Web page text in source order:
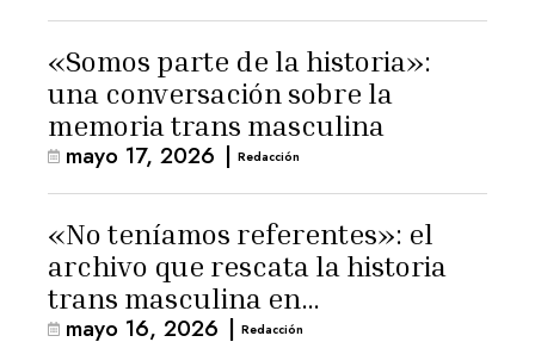
«Somos parte de la historia»:
una conversación sobre la
memoria trans masculina
mayo 17, 2026 | Redacción
«No teníamos referentes»: el
archivo que rescata la historia
trans masculina en
Latinoamérica
mayo 16, 2026 | Redacción